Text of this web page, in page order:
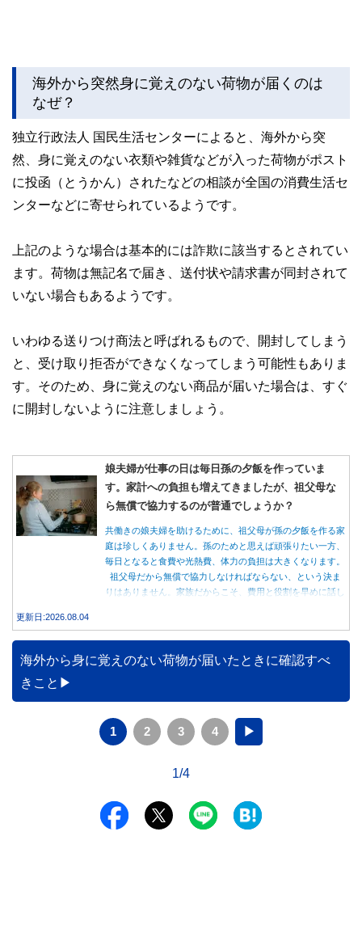
海外から突然身に覚えのない荷物が届くのは
なぜ？
独立行政法人 国民生活センターによると、海外から突
然、身に覚えのない衣類や雑貨などが入った荷物がポスト
に投函（とうかん）されたなどの相談が全国の消費生活セ
ンターなどに寄せられているようです。
上記のような場合は基本的には詐欺に該当するとされてい
ます。荷物は無記名で届き、送付状や請求書が同封されて
いない場合もあるようです。
いわゆる送りつけ商法と呼ばれるもので、開封してしまう
と、受け取り拒否ができなくなってしまう可能性もありま
す。そのため、身に覚えのない商品が届いた場合は、すぐ
に開封しないように注意しましょう。
娘夫婦が仕事の日は毎日孫の夕飯を作っていま
す。家計への負担も増えてきましたが、祖父母な
ら無償で協力するのが普通でしょうか？
共働きの娘夫婦を助けるために、祖父母が孫の夕飯を作る家
庭は珍しくありません。孫のためと思えば頑張りたい一方、
毎日となると食費や光熱費、体力の負担は大きくなります。
祖父母だから無償で協力しなければならない、という決ま
りはありません。家族だからこそ、費用と役割を早めに話し
更新日:2026.08.04
海外から身に覚えのない荷物が届いたときに確認すべ
きこと
1 2 3 4 ▶
1/4